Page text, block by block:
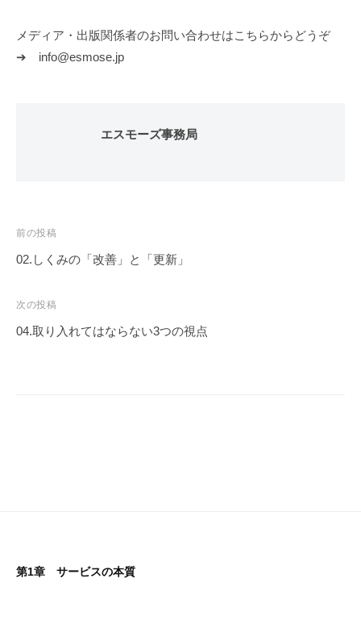
メディア・出版関係者のお問い合わせはこちらからどうぞ
➔ info@esmose.jp
エスモーズ事務局
投
稿
ビ
ゲ
前の投稿
02.しくみの「改善」と「更新」
次の投稿
04.取り入れてはならない3つの視点
第1章 サービスの本質